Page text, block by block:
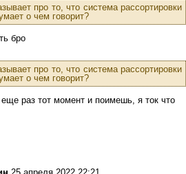
про то, что система рассортировки
о чем говорит?
бро
про то, что система рассортировки
о чем говорит?
раз тот момент и поимешь, я ток что